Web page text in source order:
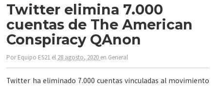
Twitter elimina 7.000
cuentas de The American
Conspiracy QAnon
PorEquipo ES21 el 28 agosto, 2020 en General
Twitter ha eliminado 7.000 cuentas vinculadas al movimiento